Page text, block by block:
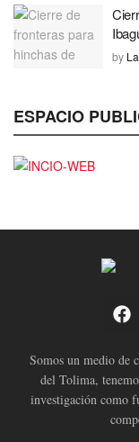
by
ESPACIO
Somos un medio de
del Tolima,
investigación como